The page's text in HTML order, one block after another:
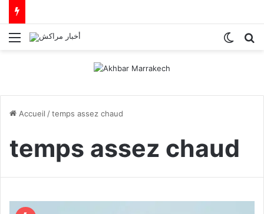
Menu
Accueil /temps assez chaud
temps assez chaud